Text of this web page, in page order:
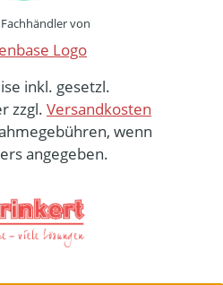
Fachhändler von
inkl. gesetzl.
zzgl. Versandkosten
wenn
angegeben.